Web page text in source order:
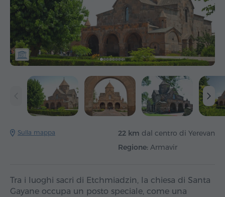
Sulla mappa 22 km dal centro di Yerevan
Regione: Armavir
Tra i luoghi sacri di Etchmiadzin, la chiesa di Santa
Gayane occupa un posto speciale, come una